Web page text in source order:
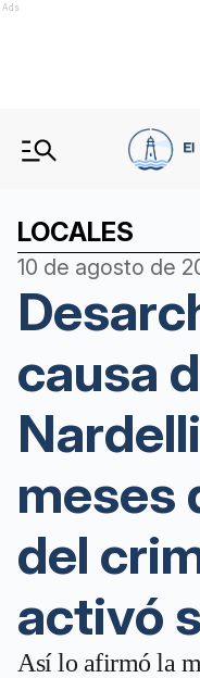
Ads
LOCALES
10 de agosto de
causa
meses
del
activó
Así lo afirmó la